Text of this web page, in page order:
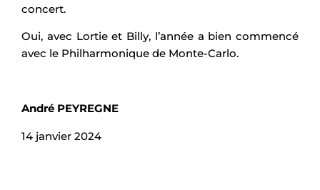
concert.
Oui, avec Lortie et Billy, l’année a bien commencé
avec le Philharmonique de Monte-Carlo.
André PEYREGNE
14 janvier 2024